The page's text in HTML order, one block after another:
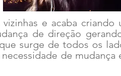
e acaba criando
de direção
surge de todos os
de mudança